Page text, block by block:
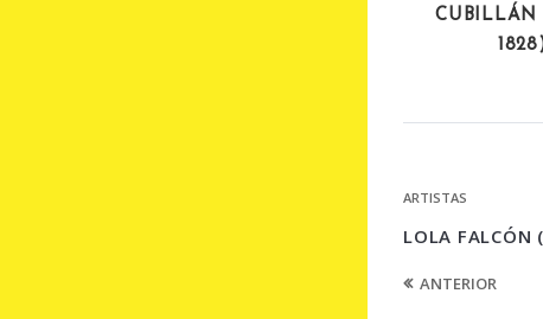
CUBILLÁN
ARTISTAS
LOLA
ANTERIOR